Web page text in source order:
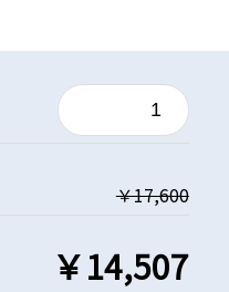
￥17,600
￥14,507